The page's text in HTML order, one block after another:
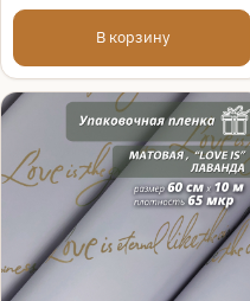
В корзину